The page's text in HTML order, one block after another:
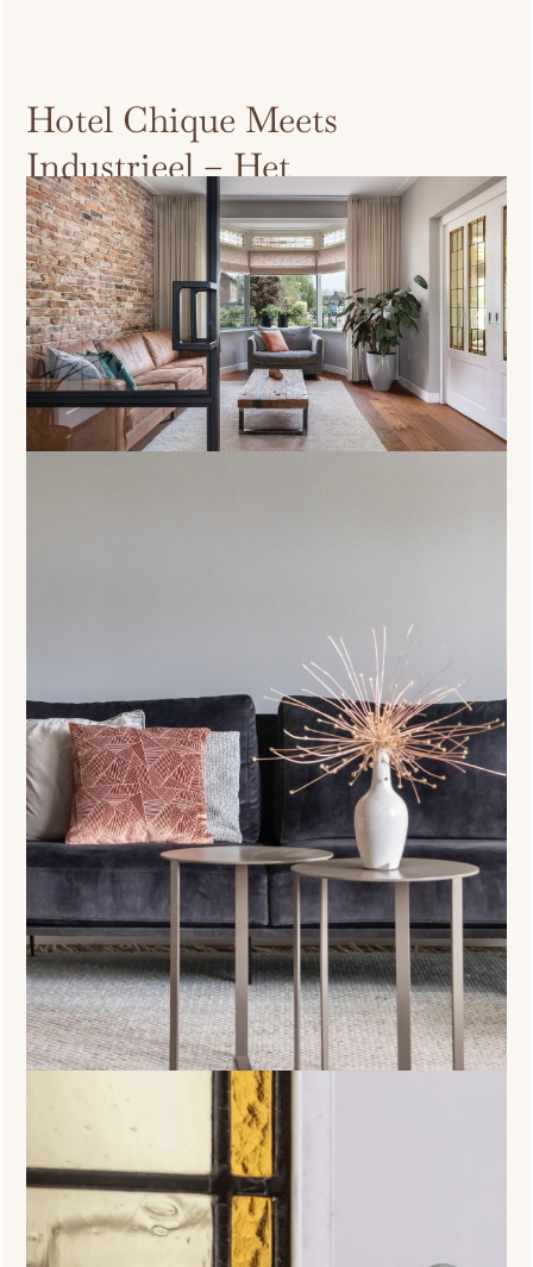
Hotel Chique Meets
Industrieel – Het
Eindresultaat